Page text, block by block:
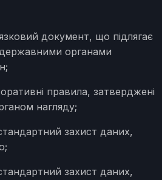
документ, що підлягає
органами
правила, затверджені
нагляду;
захист даних,
захист даних,